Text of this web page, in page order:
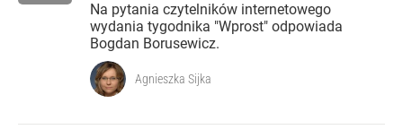
Na pytania czytelników internetowego
wydania tygodnika "Wprost" odpowiada
Bogdan Borusewicz.
Agnieszka Sijka